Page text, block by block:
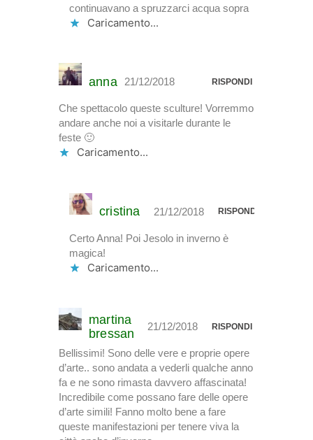
continuavano a spruzzarci acqua sopra
Caricamento...
anna 21/12/2018 RISPONDI
Che spettacolo queste sculture! Vorremmo
andare anche noi a visitarle durante le
feste 🙂
Caricamento...
cristina 21/12/2018 RISPONDI
Certo Anna! Poi Jesolo in inverno è
magica!
Caricamento...
martina
bressan
21/12/2018 RISPONDI
Bellissimi! Sono delle vere e proprie opere
d’arte.. sono andata a vederli qualche anno
fa e ne sono rimasta davvero affascinata!
Incredibile come possano fare delle opere
d’arte simili! Fanno molto bene a fare
queste manifestazioni per tenere viva la